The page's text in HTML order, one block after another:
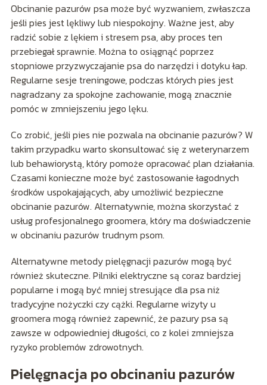
Obcinanie pazurów psa może być wyzwaniem, zwłaszcza
jeśli pies jest lękliwy lub niespokojny. Ważne jest, aby
radzić sobie z lękiem i stresem psa, aby proces ten
przebiegał sprawnie. Można to osiągnąć poprzez
stopniowe przyzwyczajanie psa do narzędzi i dotyku łap.
Regularne sesje treningowe, podczas których pies jest
nagradzany za spokojne zachowanie, mogą znacznie
pomóc w zmniejszeniu jego lęku.
Co zrobić, jeśli pies nie pozwala na obcinanie pazurów? W
takim przypadku warto skonsultować się z weterynarzem
lub behawiorystą, który pomoże opracować plan działania.
Czasami konieczne może być zastosowanie łagodnych
środków uspokajających, aby umożliwić bezpieczne
obcinanie pazurów. Alternatywnie, można skorzystać z
usług profesjonalnego groomera, który ma doświadczenie
w obcinaniu pazurów trudnym psom.
Alternatywne metody pielęgnacji pazurów mogą być
również skuteczne. Pilniki elektryczne są coraz bardziej
popularne i mogą być mniej stresujące dla psa niż
tradycyjne nożyczki czy cążki. Regularne wizyty u
groomera mogą również zapewnić, że pazury psa są
zawsze w odpowiedniej długości, co z kolei zmniejsza
ryzyko problemów zdrowotnych.
Pielęgnacja po obcinaniu pazurów